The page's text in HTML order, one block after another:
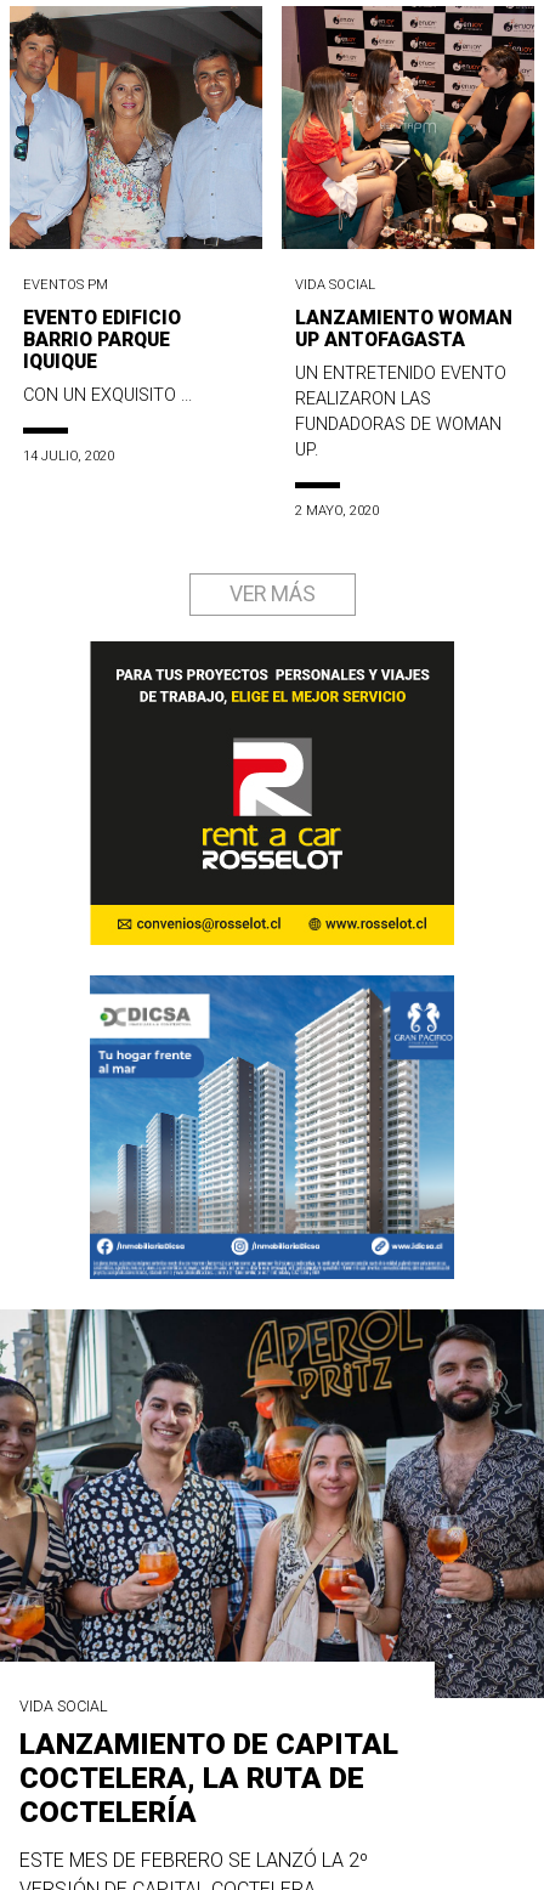
EVENTOS PM
EVENTO EDIFICIO
BARRIO PARQUE
IQUIQUE
CON UN EXQUISITO ...
14 JULIO, 2020
VIDA SOCIAL
LANZAMIENTO WOMAN
UP ANTOFAGASTA
UN ENTRETENIDO EVENTO
REALIZARON LAS
FUNDADORAS DE WOMAN
UP.
2 MAYO, 2020
VER MÁS
VIDA SOCIAL
LANZAMIENTO DE CAPITAL
COCTELERA, LA RUTA DE
COCTELERÍA
ESTE MES DE FEBRERO SE LANZÓ LA 2º